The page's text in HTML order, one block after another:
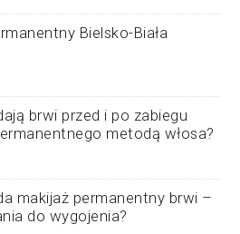
Bielsko-Biała
brwi przed i po zabiegu
metodą włosa?
makijaż permanentny brwi –
do wygojenia?